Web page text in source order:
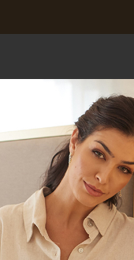
COMPRE ON-LINE